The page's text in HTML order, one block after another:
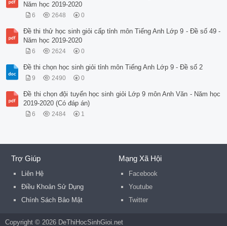
Năm học 2019-2020
6 2648 0
Đề thi thử học sinh giỏi cấp tỉnh môn Tiếng Anh Lớp 9 - Đề số 49 -
Năm học 2019-2020
6 2624 0
Đề thi chọn học sinh giỏi tỉnh môn Tiếng Anh Lớp 9 - Đề số 2
9 2490 0
Đề thi chọn đội tuyển học sinh giỏi Lớp 9 môn Anh Văn - Năm học
2019-2020 (Có đáp án)
6 2484 1
Trợ Giúp
Liên Hệ
Điều Khoản Sử Dụng
Chính Sách Bảo Mật
Mạng Xã Hội
Facebook
Youtube
Twitter
Copyright © 2026 DeThiHocSinhGioi.net